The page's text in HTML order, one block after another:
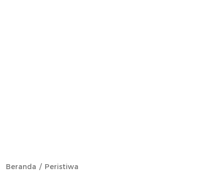
Beranda Peristiwa